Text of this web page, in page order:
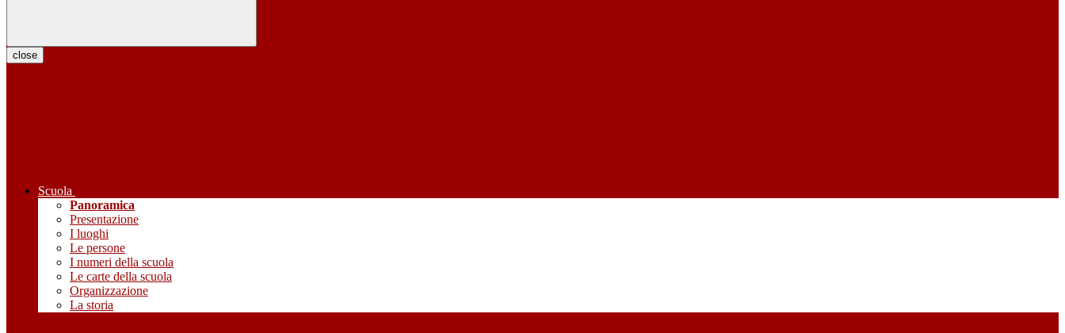
close
Scuola
Panoramica
Presentazione
I luoghi
Le persone
I numeri della scuola
Le carte della scuola
Organizzazione
La storia